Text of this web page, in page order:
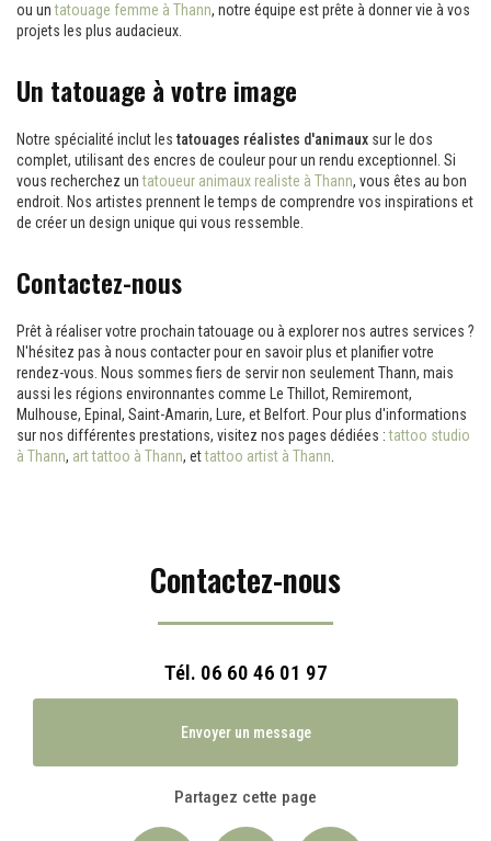
ou untatouage femme à Thann, notre équipe est prête à donner vie à vos
projets les plus audacieux.
Un tatouage à votre image
Notre spécialité inclut les tatouages réalistes d'animaux sur le dos
complet, utilisant des encres de couleur pour un rendu exceptionnel. Si
vous recherchez untatoueur animaux realiste à Thann, vous êtes au bon
endroit. Nos artistes prennent le temps de comprendre vos inspirations et
de créer un design unique qui vous ressemble.
Contactez-nous
Prêt à réaliser votre prochain tatouage ou à explorer nos autres services ?
N'hésitez pas à nous contacter pour en savoir plus et planifier votre
rendez-vous. Nous sommes fiers de servir non seulement Thann, mais
aussi les régions environnantes comme Le Thillot, Remiremont,
Mulhouse, Epinal, Saint-Amarin, Lure, et Belfort. Pour plus d'informations
sur nos différentes prestations, visitez nos pages dédiées :tattoo studio
à Thann, art tattoo à Thann, ettattoo artist à Thann
Contactez-nous
Tél. 06 60 46 01 97
Envoyer un message
Partagez cette page
Facebook